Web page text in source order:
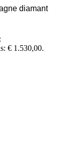
diamant
€ 1.530,00.